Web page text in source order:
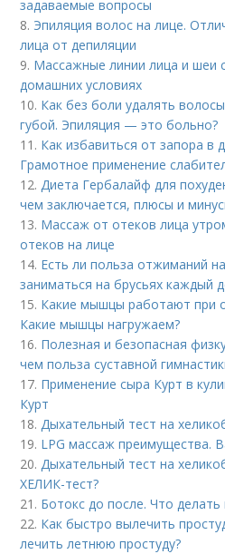
задаваемые вопросы
8. Эпиляция волос на лице.
лица от депиляции
9. Массажные линии лица и шеи
домашних условиях
10. Как без боли удалять
губой. Эпиляция — это больно?
11. Как избавиться от запора в
Грамотное применение
12.Диета Гербалайф для
чем заключается, плюсы и
13. Массаж от отеков лица
отеков на лице
14. Есть ли польза отжиманий
заниматься на брусьях каждый
15. Какие мышцы работают при
Какие мышцы нагружаем?
16. Полезная и безопасная
чем польза суставной
17. Применение сыра Курт в
Курт
18.Дыхательный тест на
19. LPG массаж преимущества.
20.Дыхательный тест на
ХЕЛИК-тест?
21. Ботокс до после. Что
22. Как быстро вылечить
лечить летнюю простуду?